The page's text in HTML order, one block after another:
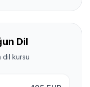
Dil
dil kursu